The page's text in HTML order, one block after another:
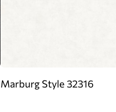
Marburg Style 32316